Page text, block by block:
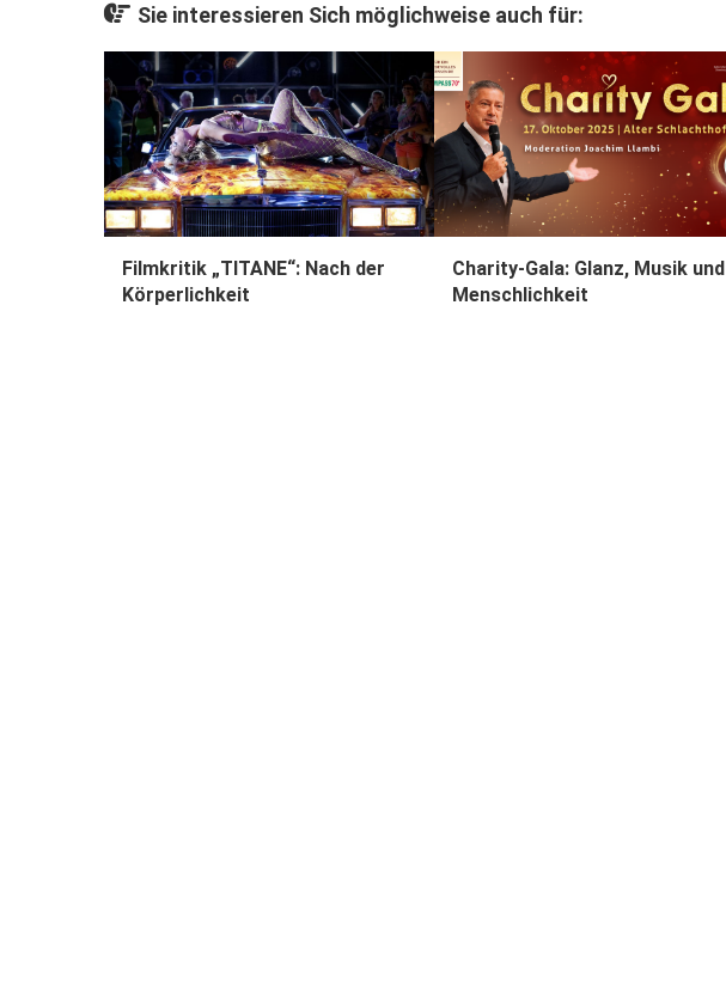
Sie interessieren Sich möglichweise auch für:
Filmkritik „TITANE“: Nach der
Körperlichkeit
Charity-Gala: Glanz, Musik und
Menschlichkeit